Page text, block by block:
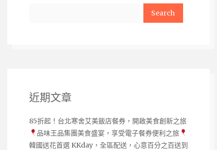
近期文章
85折起！台北寒舍艾美飯店餐券，開啟美食創新之旅
品味王品集團美食盛宴，享受電子餐券便利之旅
韓國送花首選 KKday，全區配送，心意百分之百送到